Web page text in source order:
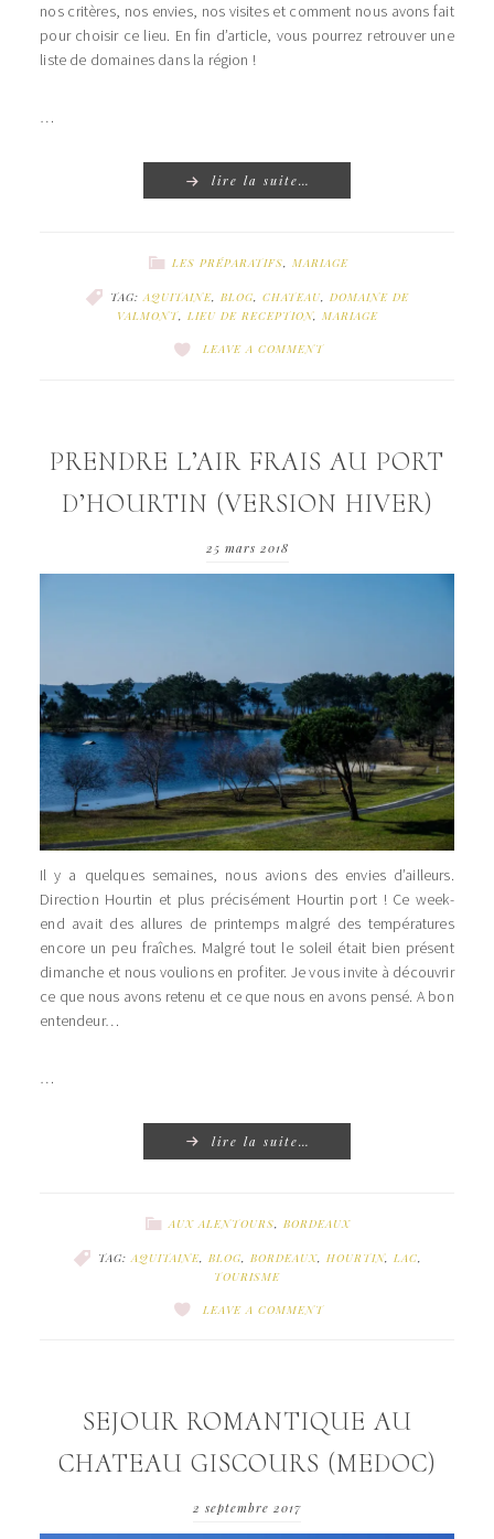
nos critères, nos envies, nos visites et comment nous avons fait
pour choisir ce lieu. En fin d’article, vous pourrez retrouver une
liste de domaines dans la région !
…
lire la suite…
LES PRÉPARATIFS, MARIAGE
TAG:AQUITAINE, BLOG, CHATEAU, DOMAINE DE
VALMONT, LIEU DE RECEPTION, MARIAGE
LEAVE A COMMENT
PRENDRE L’AIR FRAIS AU PORT
D’HOURTIN (VERSION HIVER)
25 mars 2018
Il y a quelques semaines, nous avions des envies d’ailleurs.
Direction Hourtin et plus précisément Hourtin port ! Ce week-
end avait des allures de printemps malgré des températures
encore un peu fraîches. Malgré tout le soleil était bien présent
dimanche et nous voulions en profiter. Je vous invite à découvrir
ce que nous avons retenu et ce que nous en avons pensé. A bon
entendeur…
…
lire la suite…
AUX ALENTOURS BORDEAUX
TAG: AQUITAINE, BLOG, BORDEAUX, HOURTIN, LAC
TOURISME
LEAVE A COMMENT
SEJOUR ROMANTIQUE AU
CHATEAU GISCOURS (MEDOC)
2 septembre 2017